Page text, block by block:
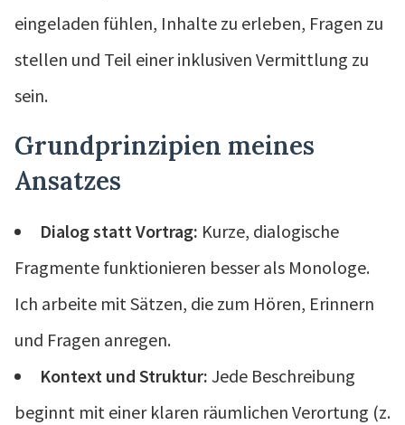
eingeladen fühlen, Inhalte zu erleben, Fragen zu
stellen und Teil einer inklusiven Vermittlung zu
sein.
Grundprinzipien meines
Ansatzes
Dialog statt Vortrag: Kurze, dialogische
Fragmente funktionieren besser als Monologe.
Ich arbeite mit Sätzen, die zum Hören, Erinnern
und Fragen anregen.
Kontext und Struktur: Jede Beschreibung
beginnt mit einer klaren räumlichen Verortung (z.